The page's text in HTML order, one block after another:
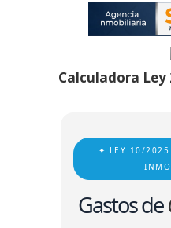
Calculadora Ley
✦ LEY 10/2025
Gastos de